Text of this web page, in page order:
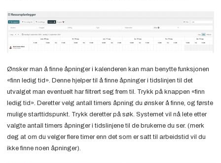
Ønsker man å finne åpninger i kalenderen kan man benytte funksjonen
«finn ledig tid». Denne hjelper til å finne åpninger i tidslinjen til det
utvalget man eventuelt har filtrert seg frem til. Trykk på knappen «finn
ledig tid». Deretter velg antall timers åpning du ønsker å finne, og første
mulige starttidspunkt. Trykk deretter på søk. Systemet vil nå lete etter
valgte antall timers åpninger i tidslinjene til de brukerne du ser. (merk
deg at om du velger flere timer enn det som er satt til arbeidstid vil du
ikke finne noen åpninger).